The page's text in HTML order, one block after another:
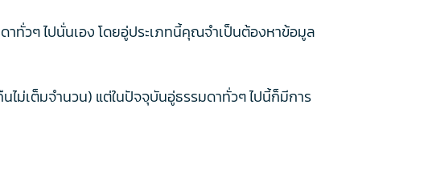
าทั่วๆ ไปนั่นเอง โดยอู่ประเภทนี้คุณจำเป็นต้องหาข้อมูล
ม่เต็มจำนวน) แต่ในปัจจุบันอู่ธรรมดาทั่วๆ ไปนี้ก็มีการ